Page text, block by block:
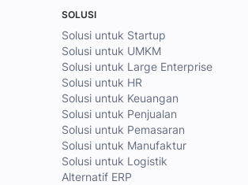
SOLUSI
Solusi untuk Startup
Solusi untuk UMKM
Solusi untuk Large Enterprise
Solusi untuk HR
Solusi untuk Keuangan
Solusi untuk Penjualan
Solusi untuk Pemasaran
Solusi untuk Manufaktur
Solusi untuk Logistik
Alternatif ERP